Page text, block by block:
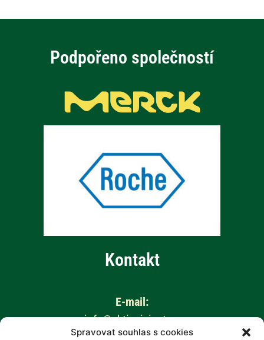
Spravovat souhlas s cookies
Podpořeno společností
Kontakt
E-mail:
info@aktivnizivot.cz